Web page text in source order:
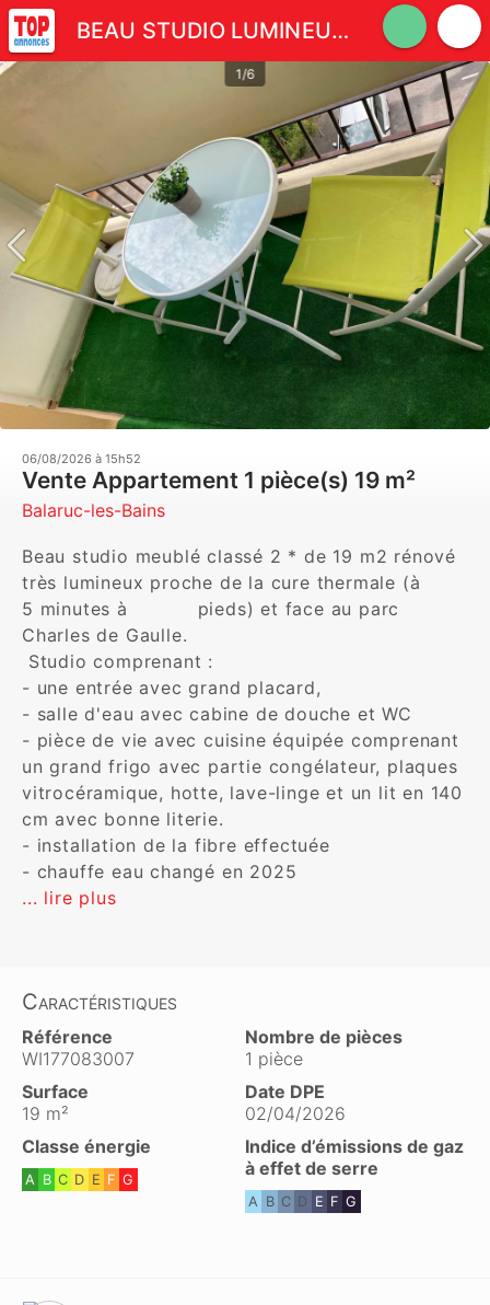
BEAU STUDIO LUMINEUX AVEC BALCON
1/6
06/08/2026 à 15h52
Vente Appartement 1 pièce(s) 19 m²
Balaruc-les-Bains
Beau studio meublé classé 2 * de 19 m2 rénové
très lumineux proche de la cure thermale (à
5 minutes à           pieds) et face au parc
Charles de Gaulle.
- une entrée avec grand placard,
- salle d'eau avec cabine de douche et WC
- pièce de vie avec cuisine équipée comprenant
un grand frigo avec partie congélateur, plaques
vitrocéramique, hotte, lave-linge et un lit en 140
cm avec bonne literie.
- installation de la fibre effectuée
... lire plus
Caractéristiques
Référence
WI177083007
Nombre de pièces
1 pièce
Surface
19 m²
Date DPE
02/04/2026
Classe énergie
A B C D E F G
Indice d’émissions de gaz
à effet de serre
A B C D E F G